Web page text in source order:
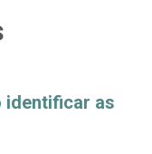
identificar as